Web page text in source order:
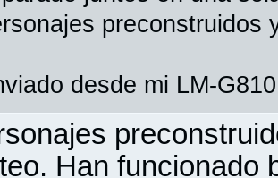
preconstruidos
desde mi LM-
Han funcionado